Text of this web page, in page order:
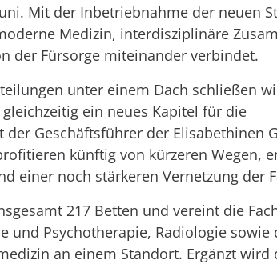
Mit der Inbetriebnahme der neuen
Medizin, interdisziplinäre
der Fürsorge miteinander verbindet.
unter einem Dach schließen
ein neues Kapitel für die
Geschäftsführer der Elisabethinen
künftig von kürzeren Wegen,
einer noch stärkeren Vernetzung der
217 Betten und vereint die
und Psychotherapie, Radiologie sowie
an einem Standort. Ergänzt wird